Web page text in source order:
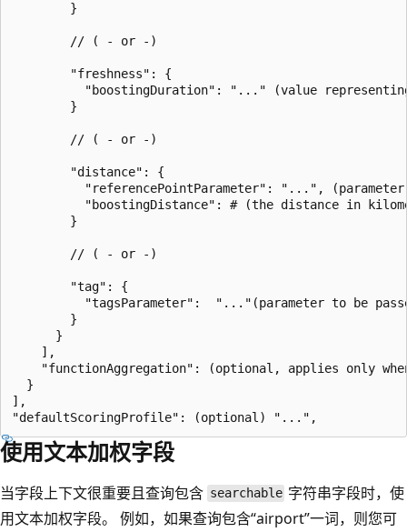
        }
        // ( - or -)
        "freshness": {
"boostingDuration": "..." (value
        }
        // ( - or -)
        "distance": {
"referencePointParameter": "...",
"boostingDistance": # (the distance in
        }
        // ( - or -)
        "tag": {
"tagsParameter":  "..."(parameter to be
        }
      }
    ],
"functionAggregation": (optional, applies only
  }
],
使用文本加权字段
当字段上下文很重要且查询包含 searchable 字符串字段时，使
用文本加权字段。 例如，如果查询包含“airport”一词，则您可